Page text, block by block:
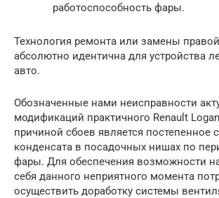
работоспособность фары.
Технология ремонта или замены
абсолютно идентична для устройства
авто.
Обозначенные нами неисправности
модификаций практичного Renault
причиной сбоев является постепенное
конденсата в посадочных нишах по
фары. Для обеспечения возможности
себя данного неприятного момента
осуществить доработку системы